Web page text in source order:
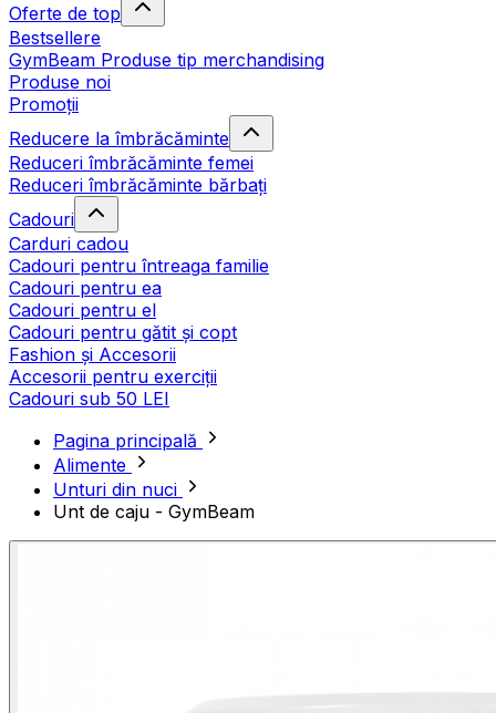
Oferte de top
Bestsellere
GymBeam Produse tip merchandising
Produse noi
Promoții
Reducere la îmbrăcăminte
Reduceri îmbrăcăminte femei
Reduceri îmbrăcăminte bărbați
Cadouri
Carduri cadou
Cadouri pentru întreaga familie
Cadouri pentru ea
Cadouri pentru el
Cadouri pentru gătit și copt
Fashion și Accesorii
Accesorii pentru exerciții
Cadouri sub 50 LEI
Pagina principală
Alimente
Unturi din nuci
Unt de caju - GymBeam